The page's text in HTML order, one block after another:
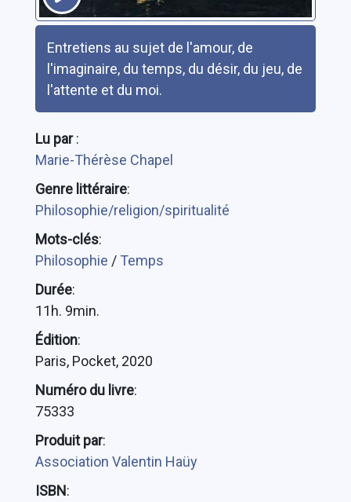
Entretiens au sujet de l'amour, de
l'imaginaire, du temps, du désir, du jeu, de
l'attente et du moi.
Lu par:
Marie-Thérèse Chapel
Genre littéraire:
Philosophie/religion/spiritualité
Mots-clés:
Philosophie / Temps
Durée:
11h. 9min.
Édition:
Paris, Pocket, 2020
Numéro du livre:
75333
Produit par:
Association Valentin Haüy
ISBN: